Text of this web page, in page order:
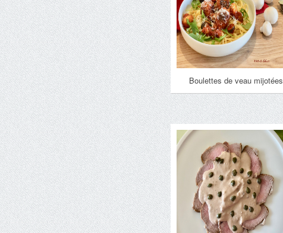
Boulettes de veau mijotées